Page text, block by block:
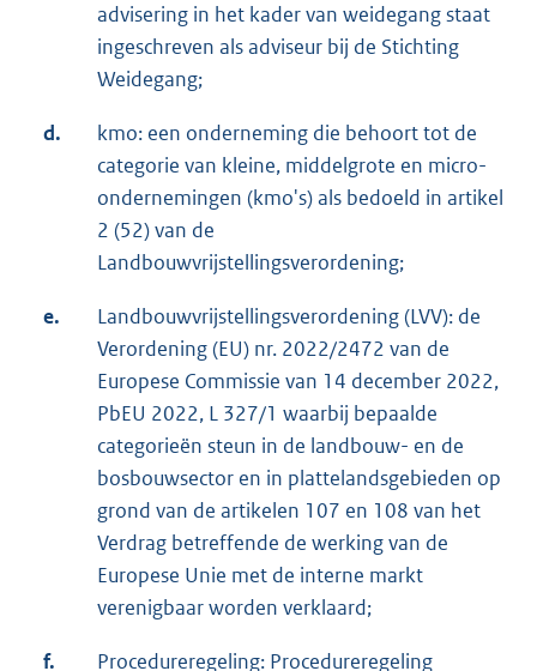
advisering in het kader van weidegang staat
ingeschreven als adviseur bij de Stichting
Weidegang;
d.
kmo: een onderneming die behoort tot de
categorie van kleine, middelgrote en micro-
ondernemingen (kmo's) als bedoeld in artikel
2 (52) van de
Landbouwvrijstellingsverordening;
e.
Landbouwvrijstellingsverordening (LVV): de
Verordening (EU) nr. 2022/2472 van de
Europese Commissie van 14 december 2022,
PbEU 2022, L 327/1 waarbij bepaalde
categorieën steun in de landbouw- en de
bosbouwsector en in plattelandsgebieden op
grond van de artikelen 107 en 108 van het
Verdrag betreffende de werking van de
Europese Unie met de interne markt
verenigbaar worden verklaard;
f.
Procedureregeling: Procedureregeling